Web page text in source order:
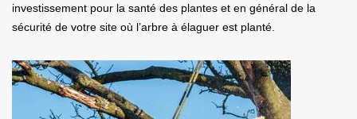
investissement pour la santé des plantes et en général de la
sécurité de votre site où l’arbre à élaguer est planté.